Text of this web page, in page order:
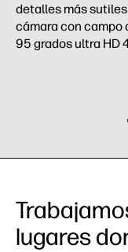
detalles más
cámara con campo
95 grados ultra HD
lugares